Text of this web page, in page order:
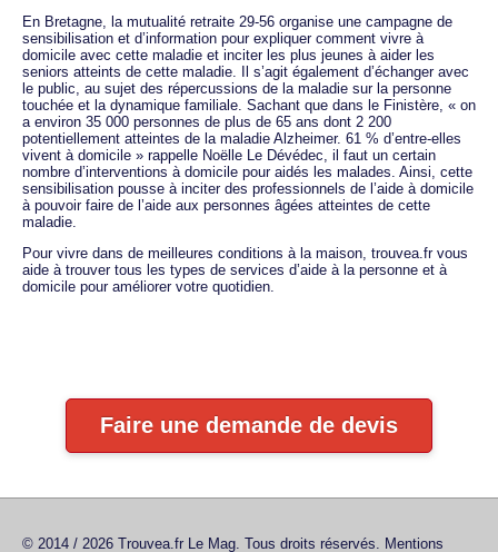
En Bretagne, la mutualité retraite 29-56 organise une campagne de
sensibilisation et d’information pour expliquer comment vivre à
domicile avec cette maladie et inciter les plus jeunes à aider les
seniors atteints de cette maladie. Il s’agit également d’échanger avec
le public, au sujet des répercussions de la maladie sur la personne
touchée et la dynamique familiale. Sachant que dans le Finistère, « on
a environ 35 000 personnes de plus de 65 ans dont 2 200
potentiellement atteintes de la maladie Alzheimer. 61 % d’entre-elles
vivent à domicile » rappelle Noëlle Le Dévédec, il faut un certain
nombre d’interventions à domicile pour aidés les malades. Ainsi, cette
sensibilisation pousse à inciter des professionnels de l’aide à domicile
à pouvoir faire de l’aide aux personnes âgées atteintes de cette
maladie.
Pour vivre dans de meilleures conditions à la maison, trouvea.fr vous
aide à trouver tous les types de services d’aide à la personne et à
domicile pour améliorer votre quotidien.
Faire une demande de devis
© 2014 / 2026 Trouvea.fr Le Mag. Tous droits réservés. Mentions